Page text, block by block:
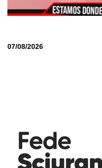
07/08/2026